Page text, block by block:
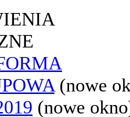
(nowe
(nowe